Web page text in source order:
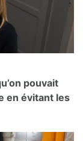
pouvait
en évitant les